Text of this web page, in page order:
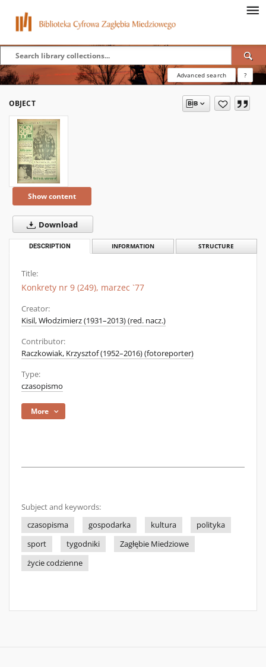
Advanced search ?
OBJECT
Show content
Download
DESCRIPTION INFORMATION STRUCTURE
Title:
Konkrety nr 9 (249), marzec `77
Creator:
Kisil, Włodzimierz (1931–2013) (red. nacz.)
Contributor:
Raczkowiak, Krzysztof (1952–2016) (fotoreporter)
Type:
czasopismo
More
Subject and keywords:
czasopisma
gospodarka kultura
polityka
sport
tygodniki
Zagłębie Miedziowe
życie codzienne